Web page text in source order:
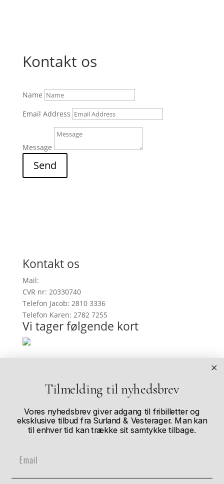
Kontakt os
Name
Email Address
Message
Send
Kontakt os
Mail:
CVR nr: 20330740
Telefon Jacob: 2810 3336
Telefon Karen: 2782 7255
Vi tager følgende kort
I vores webshop kan du se et udvalg af de
kunstværker vi har til salg. Skulle du have forelsket
dig i et billede, som ikke er i vores webshop, så
kontakt os og så hjælper vi dig derfra.
De fleste af vores værker kan købes i flere forskellige
Tilmelding til nyhedsbrev
Vores nyhedsbrev giver adgang til fribilletter og
eksklusive tilbud fra Surland & Vesterager. Man kan
til enhver tid kan trække sit samtykke tilbage.
Email